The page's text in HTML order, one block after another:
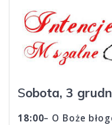
Sobota, 3
18:00– O Boże